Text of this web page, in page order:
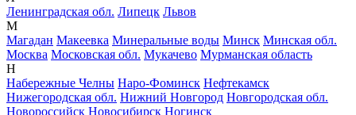
Ленинградская обл. Липецк Львов
М
Магадан Макеевка Минеральные воды Минск Минская обл.
Москва Московская обл. Мукачево Мурманская область
Н
Набережные Челны Наро-Фоминск Нефтекамск
Нижегородская обл. Нижний Новгород Новгородская обл.
Новороссийск Новосибирск Ногинск